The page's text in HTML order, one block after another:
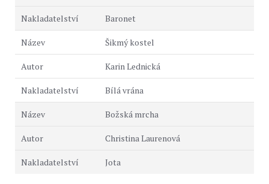
Baronet
Šikmý kostel
Karin Lednická
Bílá vrána
Božská mrcha
Christina Laurenová
Jota